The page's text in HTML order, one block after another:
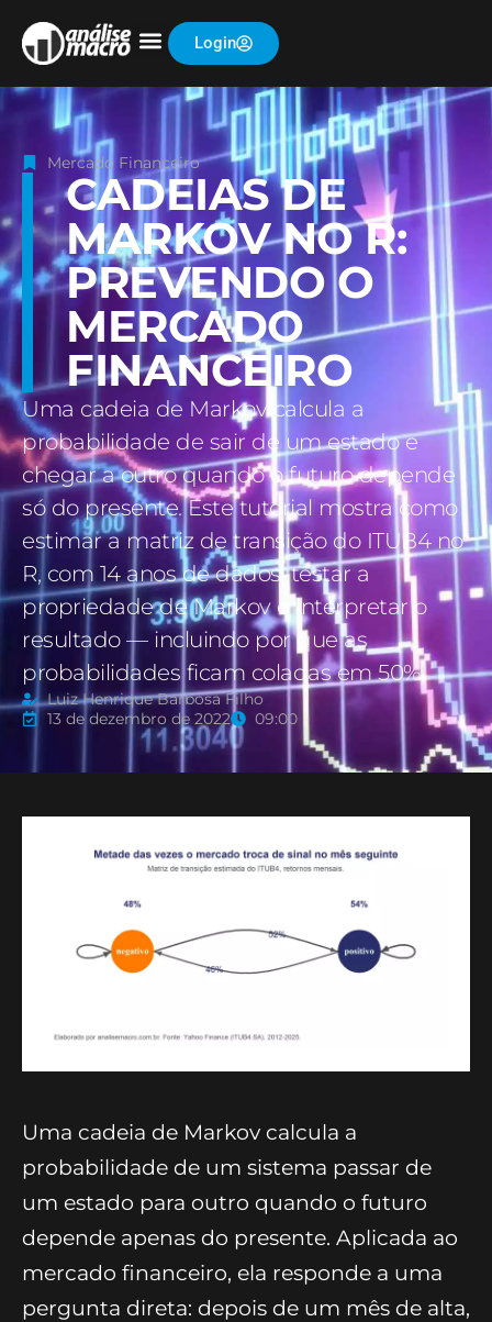
Login
Mercado Financeiro
CADEIAS DE
MARKOV NO R:
PREVENDO O
MERCADO
FINANCEIRO
Uma cadeia de Markov calcula a
probabilidade de sair de um estado e
chegar a outro quando o futuro depende
só do presente. Este tutorial mostra como
estimar a matriz de transição do ITUB4 no
R, com 14 anos de dados, testar a
propriedade de Markov e interpretar o
resultado — incluindo por que as
probabilidades ficam coladas em 50%.
Luiz Henrique Barbosa Filho
13 de dezembro de 2022
09:00
Uma cadeia de Markov calcula a
probabilidade de um sistema passar de
um estado para outro quando o futuro
depende apenas do presente. Aplicada ao
mercado financeiro, ela responde a uma
pergunta direta: depois de um mês de alta,